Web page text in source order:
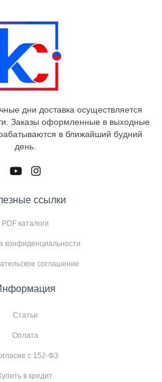
дни доставка осуществляется
Заказы оформленные в выходные
в ближайший будний
день.
ссылки
PDF каталоги
конфиденциальности
соглашение
Статьи
Оплата
с 152-ФЗ
в кредит